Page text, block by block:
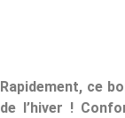
Rapidement, ce
de l’hiver !